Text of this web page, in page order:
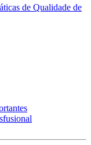
de Qualidade de